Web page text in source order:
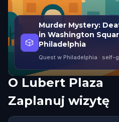
🎲
Murder Mystery:
in Washington
Philadelphia
Quest w Philadelphia · self-
O Lubert Plaza
Zaplanuj wizytę